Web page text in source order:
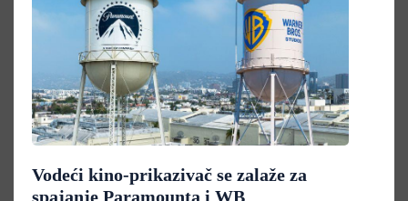
Vodeći kino-prikazivač se zalaže za
spajanje Paramounta i WB